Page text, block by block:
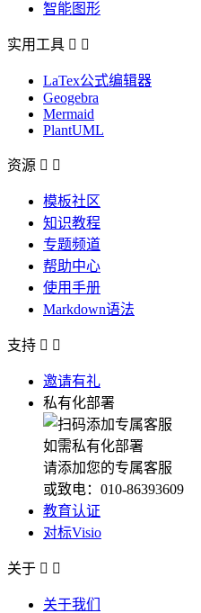
智能图形
实用工具  
LaTex公式编辑器
Geogebra
Mermaid
PlantUML
资源  
模板社区
知识教程
专题频道
帮助中心
使用手册
Markdown语法
支持  
邀请有礼
私有化部署
如需私有化部署
请添加您的专属客服
或致电：010-86393609
教育认证
对标Visio
关于  
关于我们